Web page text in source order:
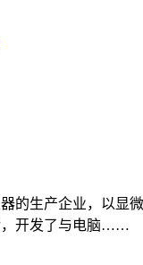
的生产企业，以
，开发了与电脑……